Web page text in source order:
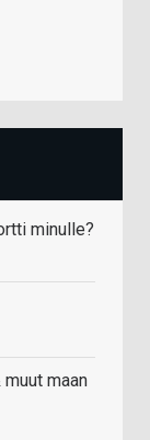
minulle?
maan